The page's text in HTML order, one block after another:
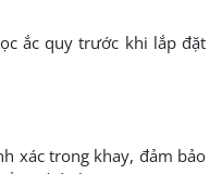
ắc quy trước khi lắp đặt
xác trong khay, đảm bảo